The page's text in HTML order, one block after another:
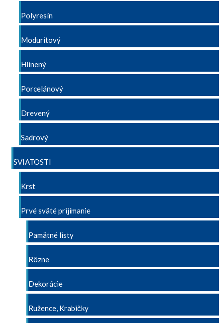
Polyresín
Moduritový
Hlinený
Porcelánový
Drevený
Sadrový
SVIATOSTI
Krst
Prvé sväté prijímanie
Pamätné listy
Rôzne
Dekorácie
Ružence, Krabičky